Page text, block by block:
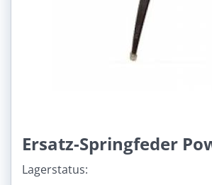
Ersatz-Springfeder
Lagerstatus: